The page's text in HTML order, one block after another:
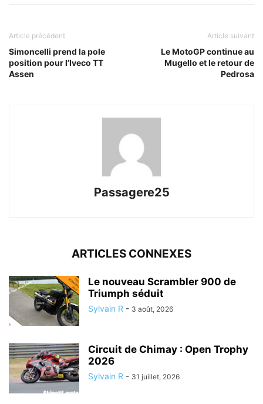
Article précédent
Simoncelli prend la pole
position pour l’Iveco TT
Assen
Article suivant
Le MotoGP continue au
Mugello et le retour de
Pedrosa
Passagere25
ARTICLES CONNEXES
Le nouveau Scrambler 900 de
Triumph séduit
Sylvain R - 3 août, 2026
Circuit de Chimay : Open Trophy
2026
Sylvain R - 31 juillet, 2026